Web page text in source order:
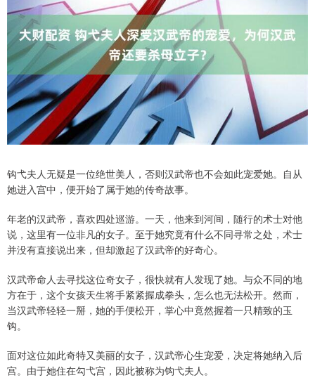
钩弋夫人无疑是一位绝世美人，否则汉武帝也不会如此宠爱她。自从
她进入宫中，便开始了属于她的传奇故事。
年老的汉武帝，喜欢四处巡游。一天，他来到河间，随行的术士对他
说，这里有一位非凡的女子。至于她究竟有什么不同寻常之处，术士
并没有直接说出来，但却激起了汉武帝的好奇心。
汉武帝命人去寻找这位奇女子，很快就有人发现了她。与众不同的地
方在于，这个女孩天生将手紧紧握成拳头，怎么也无法松开。然而，
当汉武帝轻轻一掰，她的手便松开，掌心中竟然握着一只精致的玉
钩。
面对这位如此奇特又美丽的女子，汉武帝心生宠爱，决定将她纳入后
宫。由于她住在勾弋宫，因此被称为钩弋夫人。